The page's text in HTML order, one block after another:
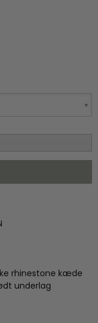
rhinestone kæde
underlag